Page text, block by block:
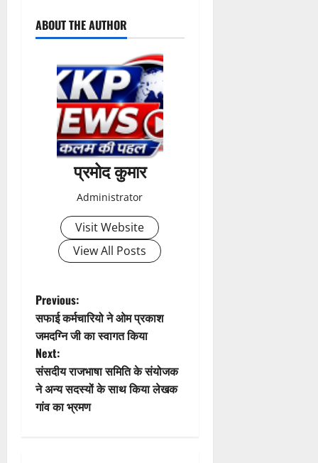
ABOUT THE AUTHOR
प्रमोद कुमार
Administrator
Visit Website
View All Posts
P
o
s
t
Previous:
सफाई कर्मचारियो ने ओम प्रकाश
जमदग्नि जी का स्वागत किया
Next:
संसदीय राजभाषा समिति के संयोजक
ने अन्य सदस्यों के साथ किया लेखक
गांव का भ्रमण